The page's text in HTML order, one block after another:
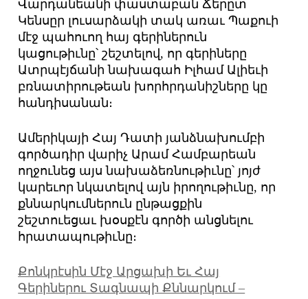
Վարդանեանի փաստաբան Ճերըտ
Կենսըր լուսարձակի տակ առաւ Պաքուի
մէջ պահուող հայ գերիներուն
կացութիւնը՝ շեշտելով, որ գերիները
Ատրպէյճանի նախագահ Իլհամ Ալիեւի
բռնատիրութեան խորհրդանիշները կը
հանդիսանան։
Ամերիկայի Հայ Դատի յանձնախումբի
գործադիր վարիչ Արամ Համբարեան
ողջունեց այս նախաձեռնութիւնը՝ յոյժ
կարեւոր նկատելով այն իրողութիւնը, որ
քննարկումներուն ընթացքին
շեշտուեցաւ խօսքէն գործի անցնելու
հրատապութիւնը։
Քոնկրէսին Մէջ Արցախի Եւ Հայ
Գերիներու Տագնապի Քննարկում –